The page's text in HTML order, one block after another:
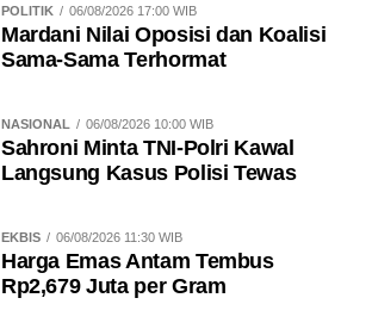
POLITIK 06/08/2026 17:00 WIB
Mardani Nilai Oposisi dan Koalisi
Sama-Sama Terhormat
NASIONAL 06/08/2026 10:00 WIB
Sahroni Minta TNI-Polri Kawal
Langsung Kasus Polisi Tewas
EKBIS 06/08/2026 11:30 WIB
Harga Emas Antam Tembus
Rp2,679 Juta per Gram